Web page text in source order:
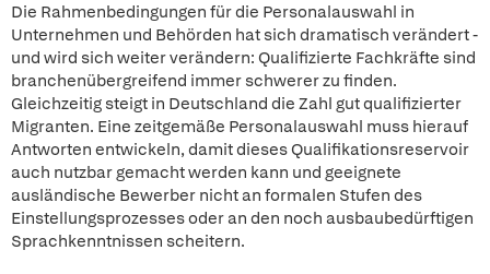
Die Rahmenbedingungen für die Personalauswahl in
Unternehmen und Behörden hat sich dramatisch verändert -
und wird sich weiter verändern: Qualifizierte Fachkräfte sind
branchenübergreifend immer schwerer zu finden.
Gleichzeitig steigt in Deutschland die Zahl gut qualifizierter
Migranten. Eine zeitgemäße Personalauswahl muss hierauf
Antworten entwickeln, damit dieses Qualifikationsreservoir
auch nutzbar gemacht werden kann und geeignete
ausländische Bewerber nicht an formalen Stufen des
Einstellungsprozesses oder an den noch ausbaubedürftigen
Sprachkenntnissen scheitern.